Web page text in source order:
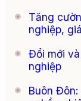
Tăng
nghiệp,
Đổi mới
nghiệp
Buôn